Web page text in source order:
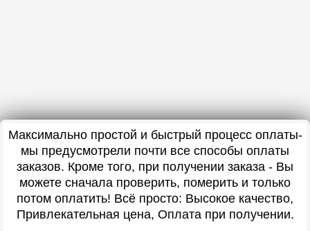
Максимально простой и быстрый процесс оплаты-
мы предусмотрели почти все способы оплаты
заказов. Кроме того, при получении заказа - Вы
можете сначала проверить, померить и только
потом оплатить! Всё просто: Высокое качество,
Привлекательная цена, Оплата при получении.